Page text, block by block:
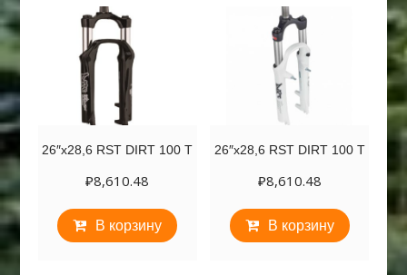
26″х28,6 RST DIRT 100 T
₽8,610.48
В корзину
26″х28,6 RST DIRT 100 T
₽8,610.48
В корзину